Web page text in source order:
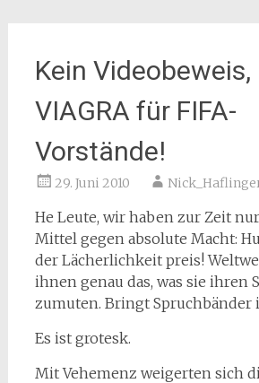
Kein Videobeweis,
VIAGRA für FIFA-
Vorstände!
29. Juni 2010
He Leute, wir haben zur Zeit
Mittel gegen absolute Macht:
der Lächerlichkeit preis!
ihnen genau das, was sie ihren
zumuten. Bringt Spruchbänder
Es ist grotesk.
Mit Vehemenz weigerten sich